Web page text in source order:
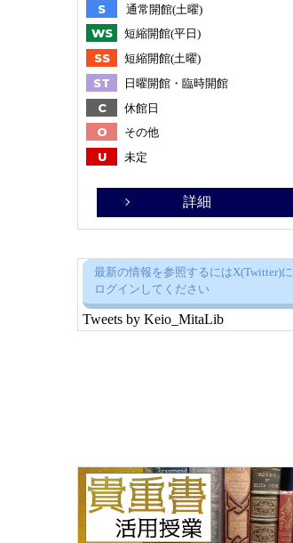
S 通常開館(土曜)
WS 短縮開館(平日)
SS 短縮開館(土曜)
ST 日曜開館・臨時開館
C 休館日
O その他
U 未定
詳細
最新の情報を参照するにはX(Twitter)に
ログインしてください
Tweets by Keio_MitaLib